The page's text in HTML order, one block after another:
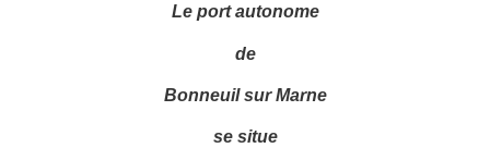
Le port autonome
de
Bonneuil sur Marne
se situe